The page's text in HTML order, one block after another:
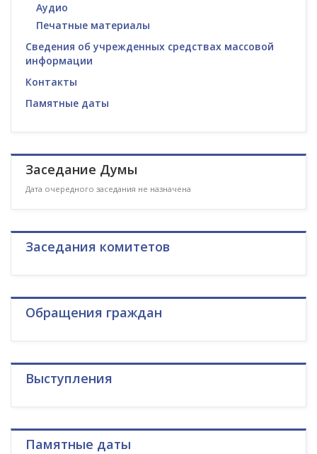
Аудио
Печатные материалы
Сведения об учрежденных средствах массовой
информации
Контакты
Памятные даты
Заседание Думы
Дата очередного заседания не назначена
Заседания комитетов
Обращения граждан
Выступления
Памятные даты